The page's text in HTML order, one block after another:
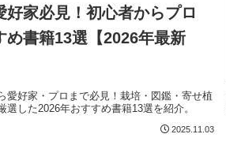
好家必見！初心者からプロ
め書籍13選【2026年最新
愛好家・プロまで必見！栽培・図鑑・寄せ植
選した2026年おすすめ書籍13選を紹介。
2025.11.03